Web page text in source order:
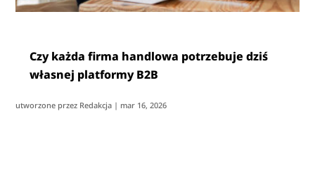
Czy każda firma handlowa potrzebuje dziś
własnej platformy B2B
utworzone przez Redakcja | mar 16, 2026